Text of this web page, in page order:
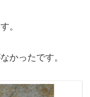
。
かったです。